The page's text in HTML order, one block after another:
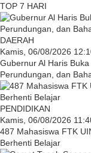
TOP 7 HARI
DAERAH
Kamis, 06/08/2026
Gubernur Al Haris
Perundungan, dan
PENDIDIKAN
Kamis, 06/08/2026
487 Mahasiswa FTK
Berhenti Belajar